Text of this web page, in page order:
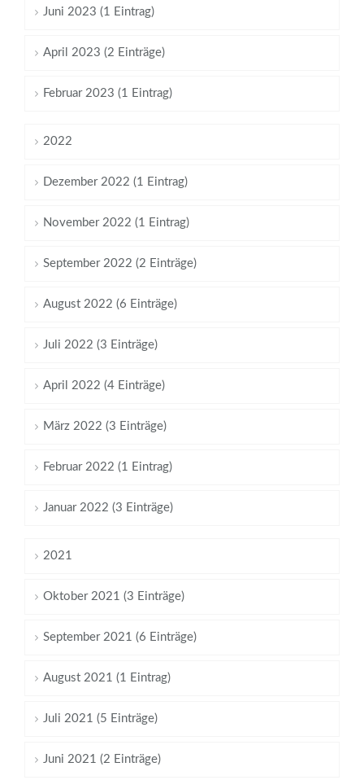
Juni 2023 (1 Eintrag)
April 2023 (2 Einträge)
Februar 2023 (1 Eintrag)
2022
Dezember 2022 (1 Eintrag)
November 2022 (1 Eintrag)
September 2022 (2 Einträge)
August 2022 (6 Einträge)
Juli 2022 (3 Einträge)
April 2022 (4 Einträge)
März 2022 (3 Einträge)
Februar 2022 (1 Eintrag)
Januar 2022 (3 Einträge)
2021
Oktober 2021 (3 Einträge)
September 2021 (6 Einträge)
August 2021 (1 Eintrag)
Juli 2021 (5 Einträge)
Juni 2021 (2 Einträge)